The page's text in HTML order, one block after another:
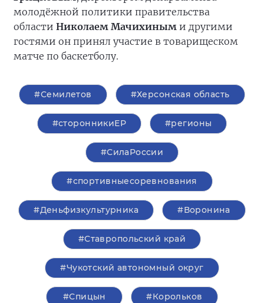
молодёжной политики правительства
области Николаем Мачихиным и другими
гостями он принял участие в товарищеском
матче по баскетболу.
#Семилетов #Херсонская область
#сторонникиЕР #регионы
#СилаРоссии
#спортивныесоревнования
#Деньфизкультурника #Воронина
#Ставропольский край
#Чукотский автономный округ
#Спицын #Корольков